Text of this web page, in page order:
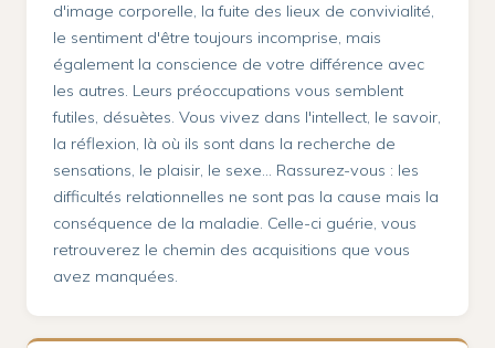
d'image corporelle, la fuite des lieux de convivialité,
le sentiment d'être toujours incomprise, mais
également la conscience de votre différence avec
les autres. Leurs préoccupations vous semblent
futiles, désuètes. Vous vivez dans l'intellect, le savoir,
la réflexion, là où ils sont dans la recherche de
sensations, le plaisir, le sexe… Rassurez-vous : les
difficultés relationnelles ne sont pas la cause mais la
conséquence de la maladie. Celle-ci guérie, vous
retrouverez le chemin des acquisitions que vous
avez manquées.